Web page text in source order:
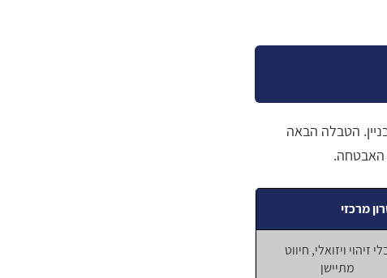
הטבלה הבאה
האבטחה.
מרכזי
זיהוי ויזואלי, חיווט
מתיישן